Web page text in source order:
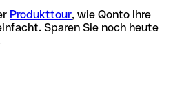
Produkttour, wie Qonto Ihre
Sparen Sie noch heute